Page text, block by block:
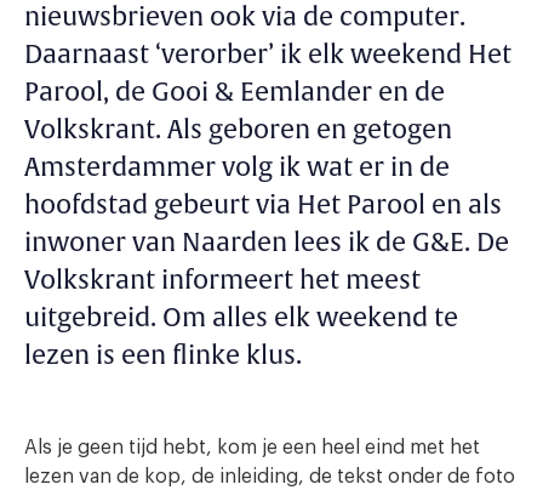
nieuwsbrieven ook via de computer.
Daarnaast ‘verorber’ ik elk weekend Het
Parool, de Gooi & Eemlander en de
Volkskrant. Als geboren en getogen
Amsterdammer volg ik wat er in de
hoofdstad gebeurt via Het Parool en als
inwoner van Naarden lees ik de G&E. De
Volkskrant informeert het meest
uitgebreid. Om alles elk weekend te
lezen is een flinke klus.
Als je geen tijd hebt, kom je een heel eind met het
lezen van de kop, de inleiding, de tekst onder de foto